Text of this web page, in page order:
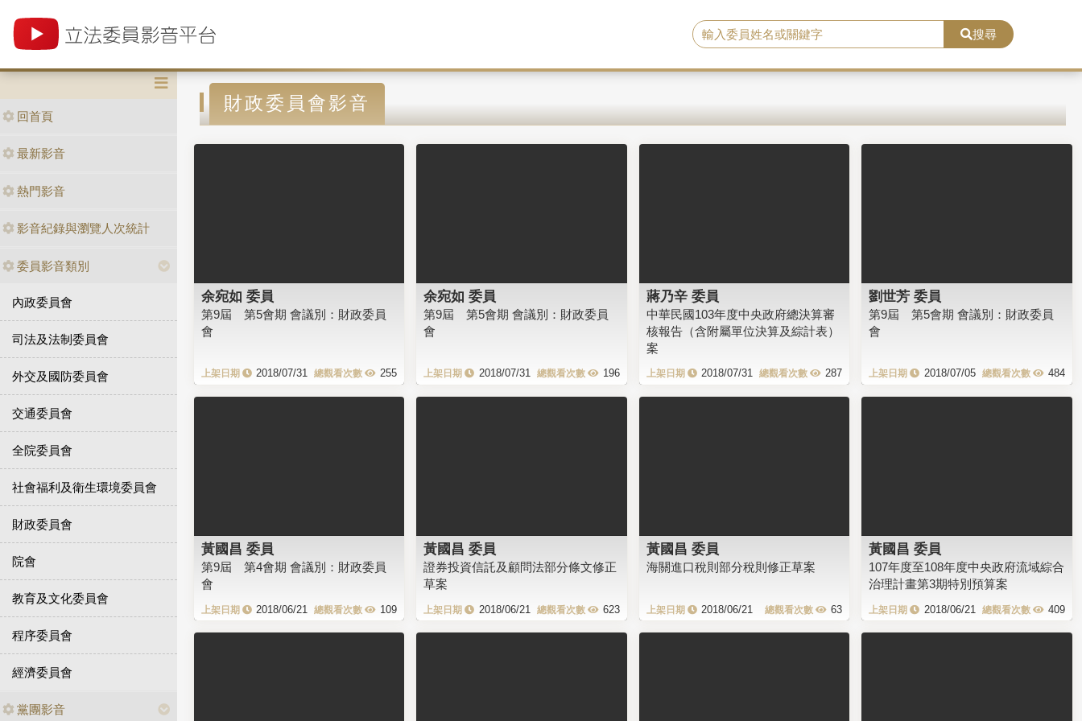
搜尋
回首頁
最新影音
熱門影音
影音紀錄與瀏覽人次統計
委員影音類別
內政委員會
司法及法制委員會
外交及國防委員會
交通委員會
全院委員會
社會福利及衛生環境委員會
財政委員會
院會
教育及文化委員會
程序委員會
經濟委員會
黨團影音
財政委員會影音
余宛如 委員
第9屆 第5會期 會議別：財政委員
會
2018/07/31 255
余宛如 委員
第9屆 第5會期 會議別：財政委員
會
2018/07/31 196
蔣乃辛 委員
中華民國103年度中央政府總決算審
核報告（含附屬單位決算及綜計表）
案
2018/07/31 287
劉世芳 委員
第9屆 第5會期 會議別：財政委員
會
2018/07/05 484
黃國昌 委員
第9屆 第4會期 會議別：財政委員
會
2018/06/21 109
黃國昌 委員
證券投資信託及顧問法部分條文修正
草案
2018/06/21 623
黃國昌 委員
海關進口稅則部分稅則修正草案
2018/06/21 63
黃國昌 委員
107年度至108年度中央政府流域綜合
治理計畫第3期特別預算案
2018/06/21 409